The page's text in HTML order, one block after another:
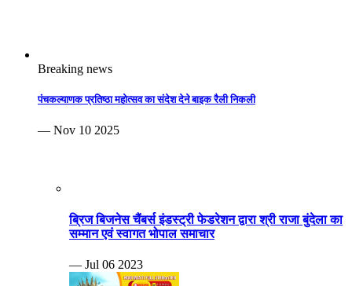
Breaking news
पंचकल्याणक प्रतिष्ठा महोत्सव का संदेश देने बाइक रैली निकली
— Nov 10 2025
ब्रिज बिजनेस चैंबर्स इंडस्ट्री फेडरेशन द्वारा श्री राजा बुंदेला का
सम्मान एवं स्वागत भोपाल समाचार
— Jul 06 2023